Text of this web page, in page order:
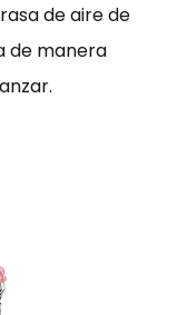
de aire de
de manera